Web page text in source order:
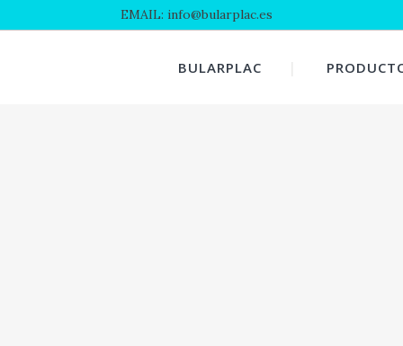
EMAIL: info@bularplac.es
BULARPLAC